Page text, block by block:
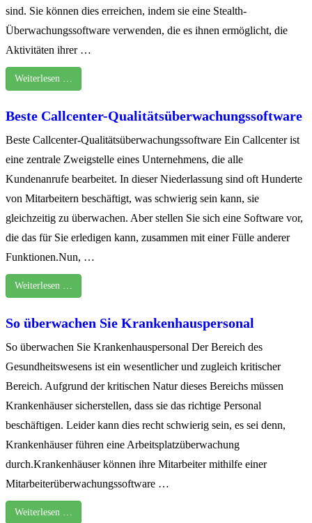
sind. Sie können dies erreichen, indem sie eine Stealth-
Überwachungssoftware verwenden, die es ihnen ermöglicht, die
Aktivitäten ihrer …
Weiterlesen …
Beste Callcenter-Qualitätsüberwachungssoftware
Beste Callcenter-Qualitätsüberwachungssoftware Ein Callcenter ist
eine zentrale Zweigstelle eines Unternehmens, die alle
Kundenanrufe bearbeitet. In dieser Niederlassung sind oft Hunderte
von Mitarbeitern beschäftigt, was schwierig sein kann, sie
gleichzeitig zu überwachen. Aber stellen Sie sich eine Software vor,
die das für Sie erledigen kann, zusammen mit einer Fülle anderer
Funktionen.Nun, …
Weiterlesen …
So überwachen Sie Krankenhauspersonal
So überwachen Sie Krankenhauspersonal Der Bereich des
Gesundheitswesens ist ein wesentlicher und zugleich kritischer
Bereich. Aufgrund der kritischen Natur dieses Bereichs müssen
Krankenhäuser sicherstellen, dass sie das richtige Personal
beschäftigen. Leider kann dies recht schwierig sein, es sei denn,
Krankenhäuser führen eine Arbeitsplatzüberwachung
durch.Krankenhäuser können ihre Mitarbeiter mithilfe einer
Mitarbeiterüberwachungssoftware …
Weiterlesen …